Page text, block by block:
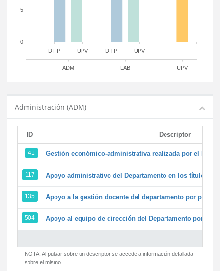
DITP DITP
UPV UPV
ADM LAB UPV
0
5
Administración (ADM)
ID Descriptor
41 Gestión económico-administrativa realizada por el
117 Apoyo administrativo del Departamento en los títulos de
135 Apoyo a la gestión docente del departamento por parte
504 Apoyo al equipo de dirección del Departamento por
NOTA: Al pulsar sobre un descriptor se accede a información detallada
sobre el mismo.